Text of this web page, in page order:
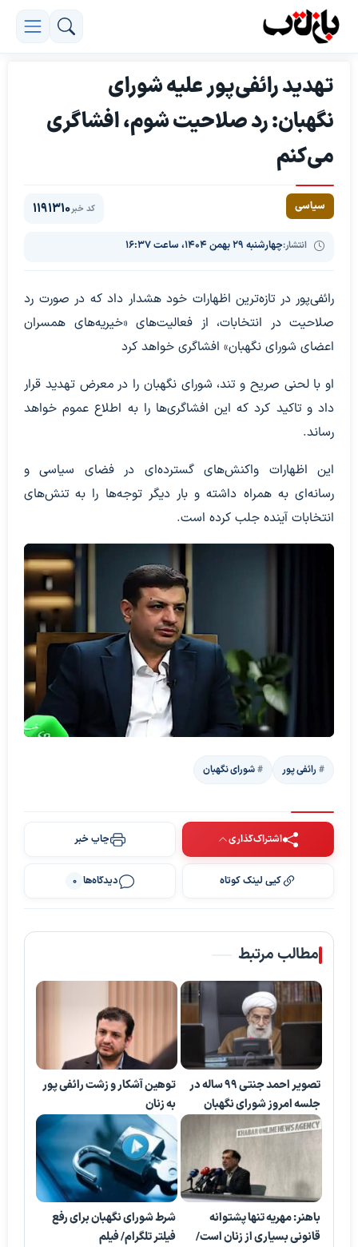
تهدید رائفی‌پور علیه شورای
نگهبان: رد صلاحیت شوم، افشاگری
می‌کنم
سیاسی
انتشار:چهارشنبه ۲۹ بهمن ۱۴۰۴، ساعت ۱۶:۳۷
کد خبر1191310
رائفی‌پور در تازه‌ترین اظهارات خود هشدار داد که در صورت رد
صلاحیت در انتخابات، از فعالیت‌های «خیریه‌های همسران
اعضای شورای نگهبان» افشاگری خواهد کرد
او با لحنی صریح و تند، شورای نگهبان را در معرض تهدید قرار
داد و تاکید کرد که این افشاگری‌ها را به اطلاع عموم خواهد
رساند.
این اظهارات واکنش‌های گسترده‌ای در فضای سیاسی و
رسانه‌ای به همراه داشته و بار دیگر توجه‌ها را به تنش‌های
انتخابات آینده جلب کرده است.
رائفی پور شورای نگهبان
اشتراک‌گذاری چاپ خبر
کپی لینک کوتاه دیدگاه‌ها 0
مطالب مرتبط
تصویر احمد جنتی 99 ساله در
جلسه امروز شورای نگهبان
توهین آشکار و زشت رائفی پور
به زنان
باهنر: مهریه تنها پشتوانه
قانونی بسیاری از زنان است/
شرط شورای نگهبان برای رفع
فیلتر تلگرام/ فیلم